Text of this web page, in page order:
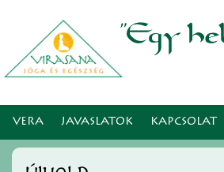
VERA JAVASLATOK KAPCSOLAT